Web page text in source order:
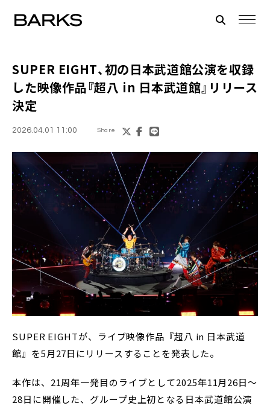
SUPER EIGHT、初の日本武道館公演を収録
した映像作品『超八 in 日本武道館』リリース
決定
2026.04.01 11:00 Share
SUPER EIGHTが、ライブ映像作品『超八 in 日本武道
館』を5月27日にリリースすることを発表した。
本作は、21周年一発目のライブとして2025年11月26日〜
28日に開催した、グループ史上初となる日本武道館公演